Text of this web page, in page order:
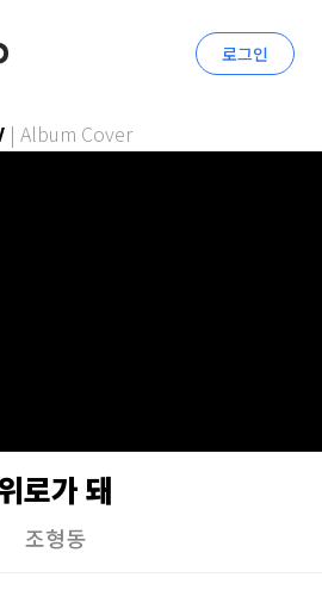
로그인
| Album Cover
로가 돼
조형동